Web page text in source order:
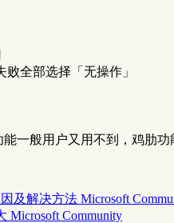
全部选择「无操作」
一般用户又用不到，鸡肋功
及解决方法 Microsoft
Microsoft Community